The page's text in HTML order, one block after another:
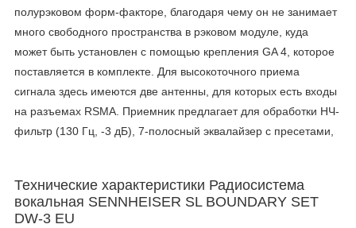
полурэковом форм-факторе, благодаря чему он не занимает
много свободного пространства в рэковом модуле, куда
может быть установлен с помощью крепления GA 4, которое
поставляется в комплекте. Для высокоточного приема
сигнала здесь имеются две антенны, для которых есть входы
на разъемах RSMA. Приемник предлагает для обработки НЧ-
фильтр (130 Гц, -3 дБ), 7-полосный эквалайзер с пресетами,
Технические характеристики Радиосистема
вокальная SENNHEISER SL BOUNDARY SET
DW-3 EU